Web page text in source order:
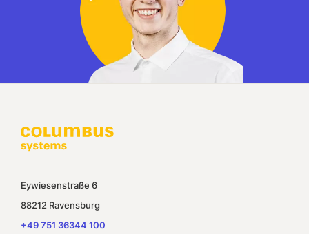
Eywiesenstraße 6
88212 Ravensburg
+49 751 36344 100